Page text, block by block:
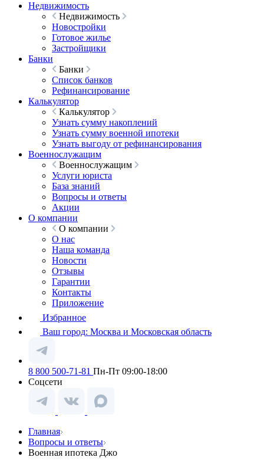
Недвижимость
Недвижимость
Новостройки
Готовое жилье
Застройщики
Банки
Банки
Список банков
Рефинансирование
Калькулятор
Калькулятор
Узнать сумму накоплений
Узнать сумму военной ипотеки
Узнать выгоду от рефинансирования
Военнослужащим
Военнослужащим
Услуги юриста
База знаний
Вопросы и ответы
Акции
О компании
О компании
О нас
Наша команда
Новости
Отзывы
Гарантии
Контакты
Приложение
Избранное
Ваш город: Москва и Московская область
8 800 500-71-81 Пн-Пт 09:00-18:00
Соцсети
Главная
Вопросы и ответы
Военная ипотека Джо